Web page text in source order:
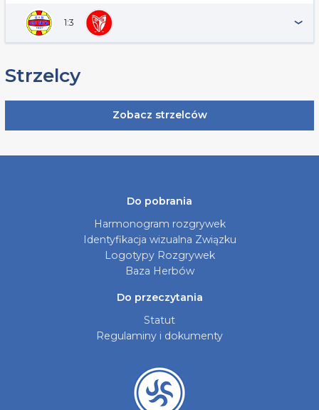
1:3
Strzelcy
Zobacz strzelców
Do pobrania
Harmonogram rozgrywek
Identyfikacja wizualna Związku
Logotypy Rozgrywek
Baza Herbów
Do przeczytania
Statut
Regulaminy i dokumenty